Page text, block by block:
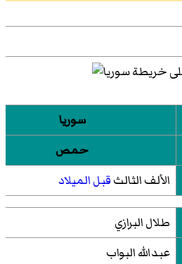
سوريا
حمص
الألف الثالثقبل الميلاد
طلال البرازي
عبدالله البواب